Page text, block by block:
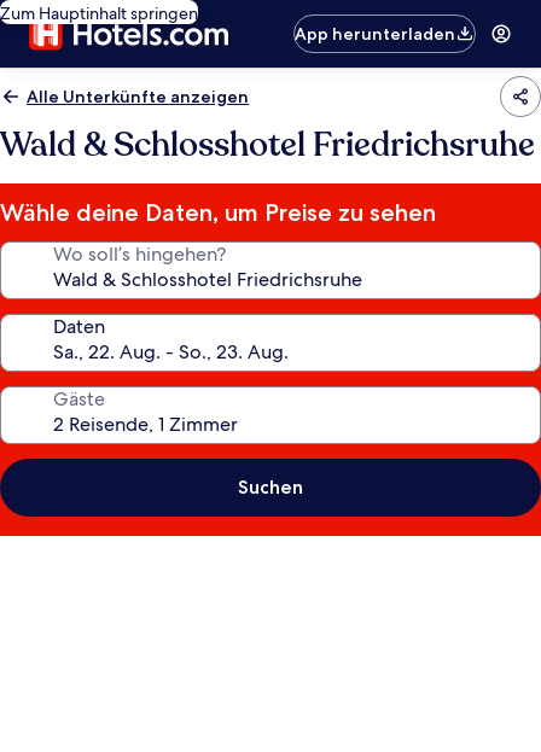
Zum Hauptinhalt springen
App herunterladen
Alle Unterkünfte anzeigen
Wald & Schlosshotel Friedrichsruhe
Wähle deine Daten, um Preise zu sehen
Wo soll’s hingehen?
Daten
Gäste
Suchen